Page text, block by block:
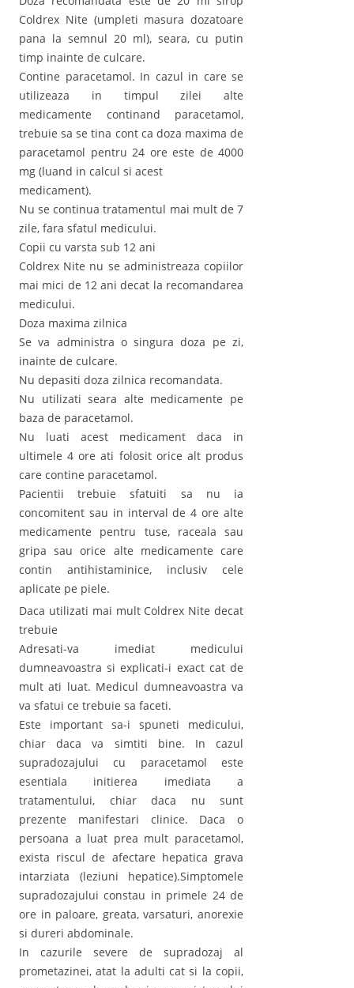
Coldrex Nite (umpleti masura dozatoare
pana la semnul 20 ml), seara, cu putin
timp inainte de culcare.
Contine paracetamol. In cazul in care se
utilizeaza in timpul zilei alte
medicamente continand paracetamol,
trebuie sa se tina cont ca doza maxima de
paracetamol pentru 24 ore este de 4000
mg (luand in calcul si acest
medicament).
Nu se continua tratamentul mai mult de 7
zile, fara sfatul medicului.
Copii cu varsta sub 12 ani
Coldrex Nite nu se administreaza copiilor
mai mici de 12 ani decat la recomandarea
medicului.
Doza maxima zilnica
Se va administra o singura doza pe zi,
inainte de culcare.
Nu depasiti doza zilnica recomandata.
Nu utilizati seara alte medicamente pe
baza de paracetamol.
Nu luati acest medicament daca in
ultimele 4 ore ati folosit orice alt produs
care contine paracetamol.
Pacientii trebuie sfatuiti sa nu ia
concomitent sau in interval de 4 ore alte
medicamente pentru tuse, raceala sau
gripa sau orice alte medicamente care
contin antihistaminice, inclusiv cele
aplicate pe piele.
Daca utilizati mai mult Coldrex Nite decat
trebuie
Adresati-va imediat medicului
dumneavoastra si explicati-i exact cat de
mult ati luat. Medicul dumneavoastra va
va sfatui ce trebuie sa faceti.
Este important sa-i spuneti medicului,
chiar daca va simtiti bine. In cazul
supradozajului cu paracetamol este
esentiala initierea imediata a
tratamentului, chiar daca nu sunt
prezente manifestari clinice. Daca o
persoana a luat prea mult paracetamol,
exista riscul de afectare hepatica grava
intarziata (leziuni hepatice).Simptomele
supradozajului constau in primele 24 de
ore in paloare, greata, varsaturi, anorexie
si dureri abdominale.
In cazurile severe de supradozaj al
prometazinei, atat la adulti cat si la copii,